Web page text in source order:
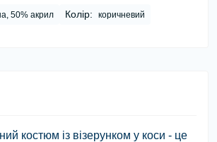
50% акрил Колір: коричневий
костюм із візерунком у коси - це